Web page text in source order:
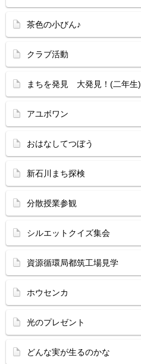
茶色の小びん♪
クラブ活動
まちを発見 大発見！(二年生)
アユボワン
おはなしてつぼう
新石川まち探検
分散授業参観
シルエットクイズ集会
資源循環局都筑工場見学
ホウセンカ
光のプレゼント
どんな実が生るのかな